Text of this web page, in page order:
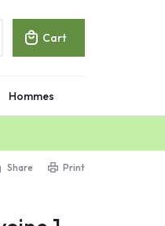
Cart
Hommes
Share Print